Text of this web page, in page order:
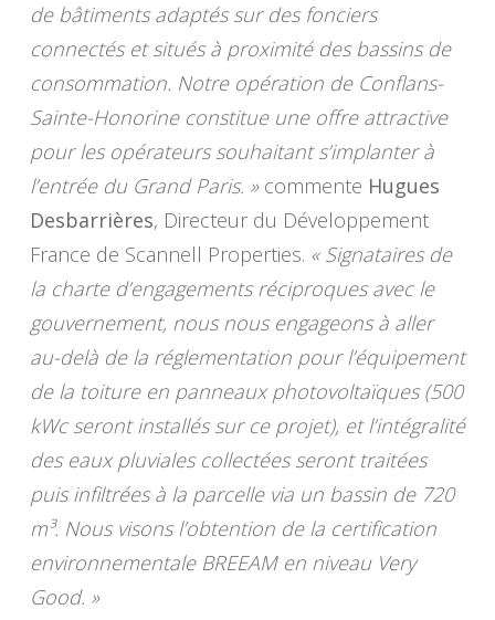
de bâtiments adaptés sur des fonciers
connectés et situés à proximité des bassins de
consommation. Notre opération de Conflans-
Sainte-Honorine constitue une offre attractive
pour les opérateurs souhaitant s’implanter à
l’entrée du Grand Paris. »commente Hugues
Desbarrières, Directeur du Développement
France de Scannell Properties. « Signataires de
la charte d’engagements réciproques avec le
gouvernement, nous nous engageons à aller
au-delà de la réglementation pour l’équipement
de la toiture en panneaux photovoltaïques (500
kWc seront installés sur ce projet), et l’intégralité
des eaux pluviales collectées seront traitées
puis infiltrées à la parcelle via un bassin de 720
m³. Nous visons l’obtention de la certification
environnementale BREEAM en niveau Very
Good. »